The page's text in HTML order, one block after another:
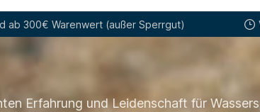
ab 300€ Warenwert (außer Sperrgut)
Erfahrung und Leidenschaft für